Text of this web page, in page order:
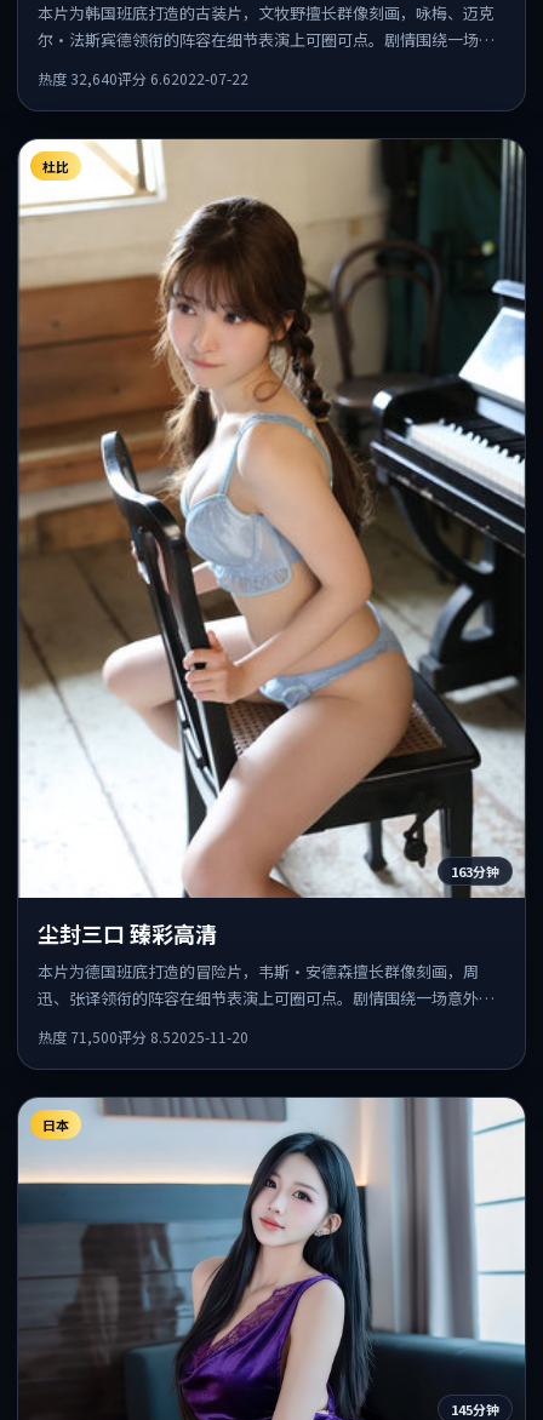
本片为韩国班底打造的古装片，文牧野擅长群像刻画，咏梅、迈克
尔·法斯宾德领衔的阵容在细节表演上可圈可点。剧情围绕一场意
热度 32,640评分 6.62022-07-22
杜比
163分钟
尘封三口 臻彩高清
本片为德国班底打造的冒险片，韦斯·安德森擅长群像刻画，周
迅、张译领衔的阵容在细节表演上可圈可点。剧情围绕一场意外事
热度 71,500评分 8.52025-11-20
日本
145分钟